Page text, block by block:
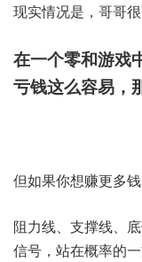
现实情况是，哥哥
在一个零和游戏
亏钱这么容易，
但如果你想赚更多钱
阻力线、支撑线、
信号，站在概率的